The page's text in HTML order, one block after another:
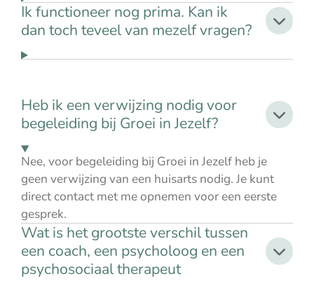
Ik functioneer nog prima. Kan ik
dan toch teveel van mezelf vragen?
Heb ik een verwijzing nodig voor
begeleiding bij Groei in Jezelf?
Nee, voor begeleiding bij Groei in Jezelf heb je
geen verwijzing van een huisarts nodig. Je kunt
direct contact met me opnemen voor een eerste
gesprek.
Wat is het grootste verschil tussen
een coach, een psycholoog en een
psychosociaal therapeut